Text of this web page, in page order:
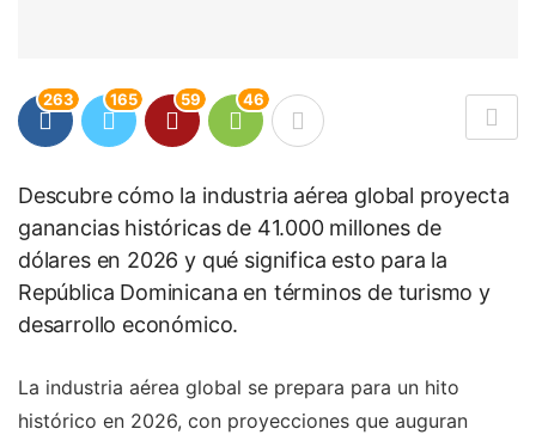
263 165 59 46
Descubre cómo la industria aérea global proyecta
ganancias históricas de 41.000 millones de
dólares en 2026 y qué significa esto para la
República Dominicana en términos de turismo y
desarrollo económico.
La industria aérea global se prepara para un hito
histórico en 2026, con proyecciones que auguran